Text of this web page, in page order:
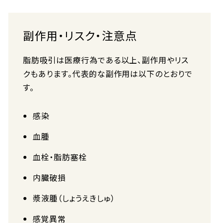
副作用・リスク・注意点
脂肪吸引は医療行為である以上、副作用やリス
クもあります。代表的な副作用は以下のとおりで
す。
感染
血腫
血栓・脂肪塞栓
内臓破損
漿液腫（しょうえきしゅ）
感覚異常